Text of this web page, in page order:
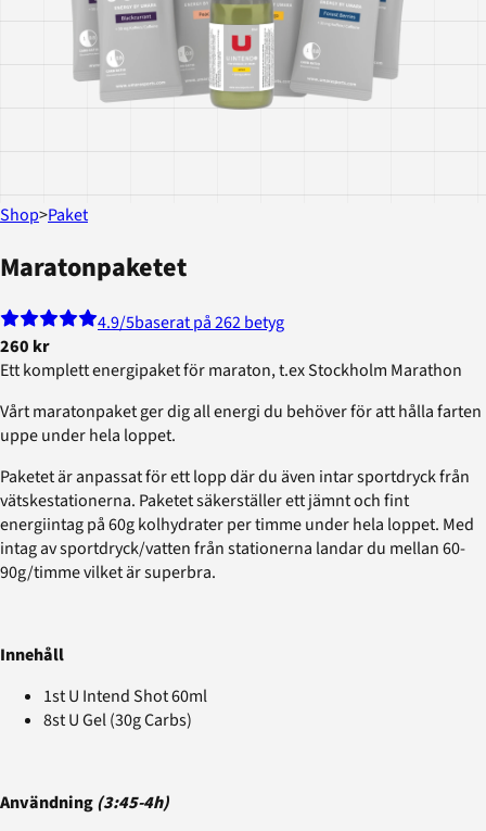
Shop>Paket
Maratonpaketet
4.9/5baserat på 262 betyg
260 kr
Ett komplett energipaket för maraton, t.ex Stockholm Marathon
Vårt maratonpaket ger dig all energi du behöver för att hålla farten
uppe under hela loppet.
Paketet är anpassat för ett lopp där du även intar sportdryck från
vätskestationerna. Paketet säkerställer ett jämnt och fint
energiintag på 60g kolhydrater per timme under hela loppet. Med
intag av sportdryck/vatten från stationerna landar du mellan 60-
90g/timme vilket är superbra.
Innehåll
1st U Intend Shot 60ml
8st U Gel (30g Carbs)
Användning(3:45-4h)